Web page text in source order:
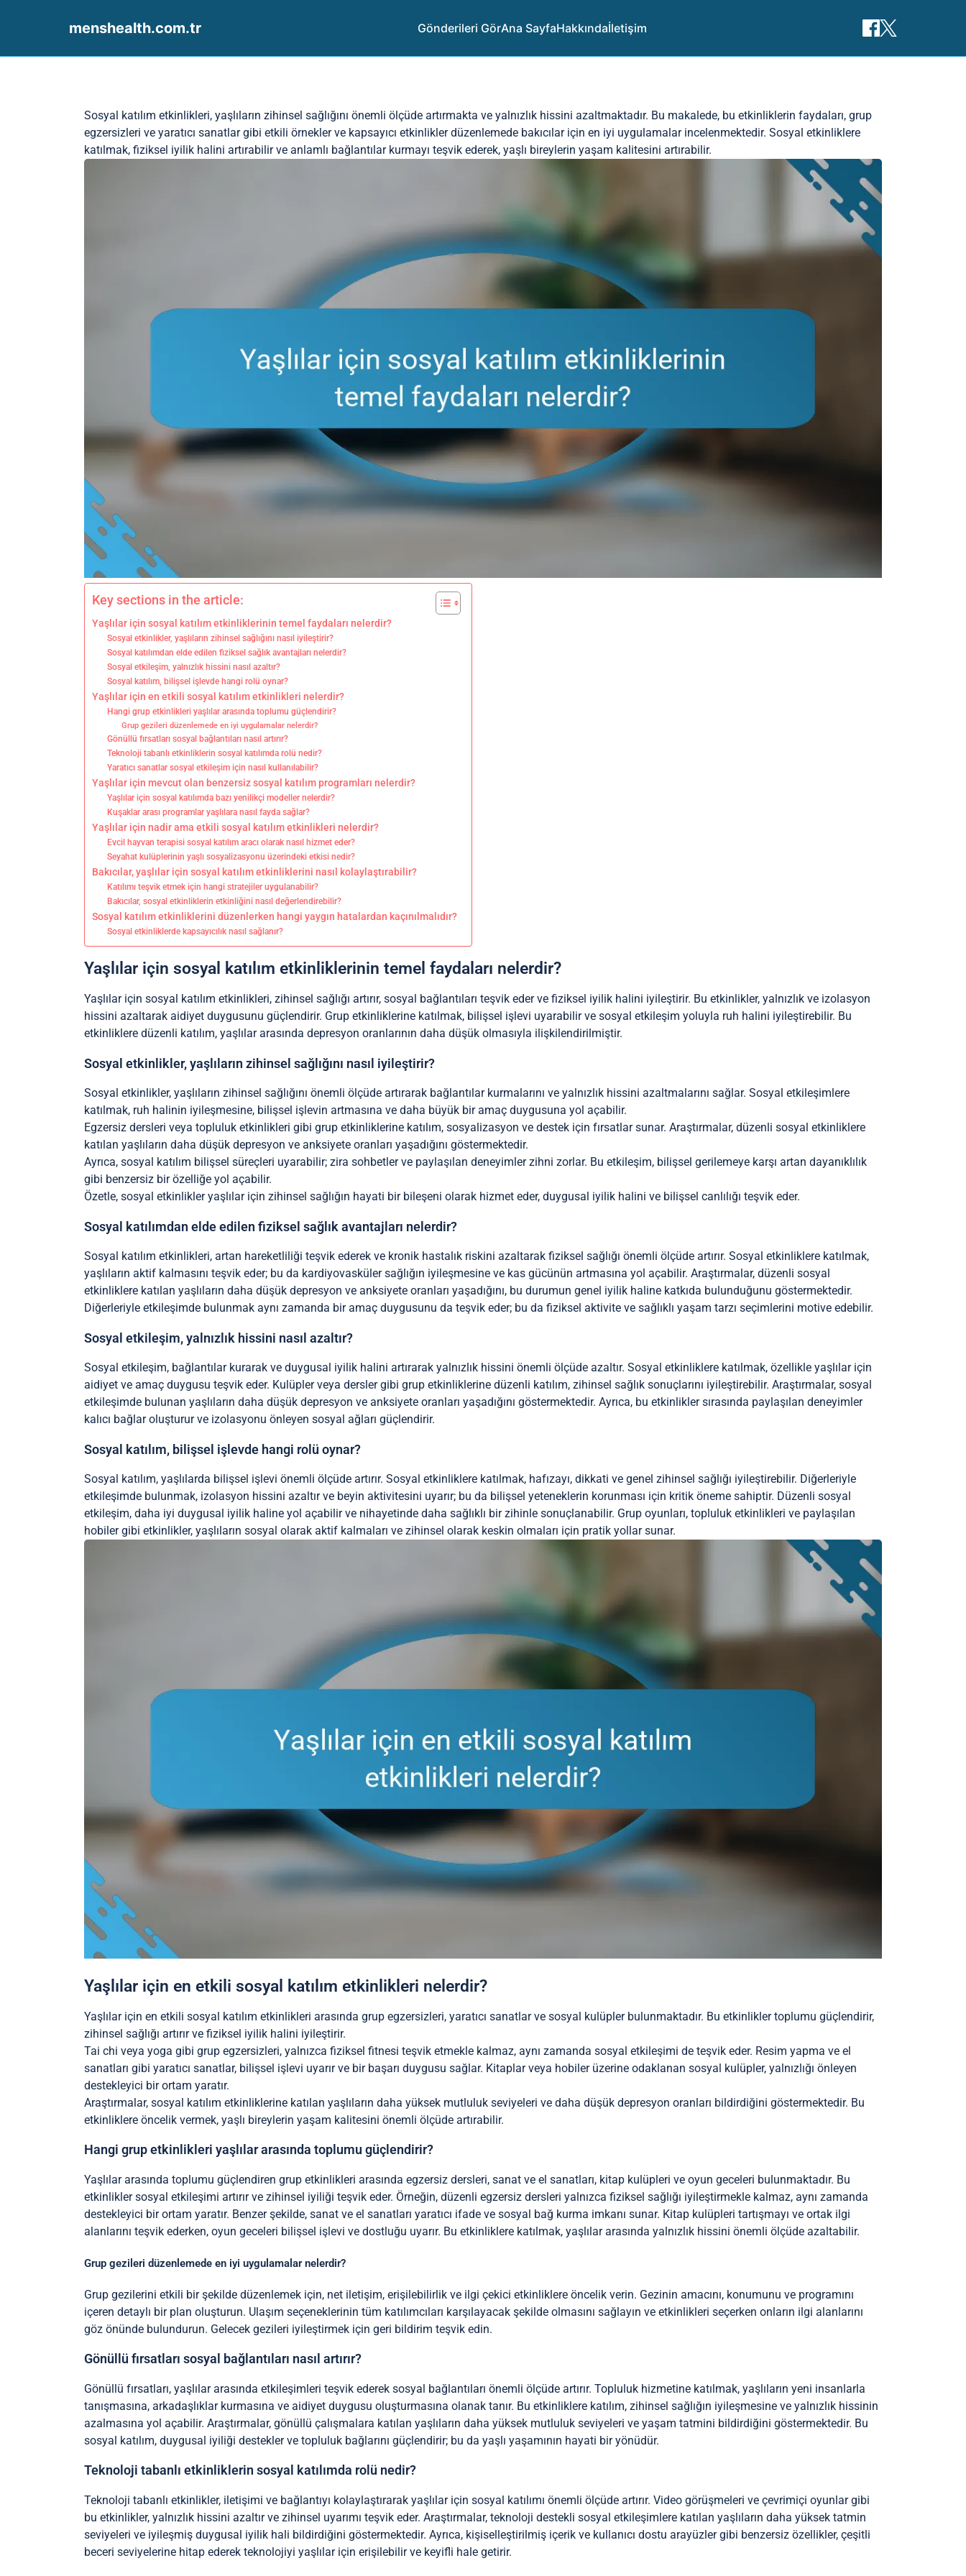
menshealth.com.tr Gönderileri GörAna SayfaHakkındaİletişim
Sosyal katılım etkinlikleri, yaşlıların zihinsel sağlığını önemli ölçüde artırmakta ve yalnızlık hissini azaltmaktadır. Bu makalede, bu etkinliklerin faydaları, grup
egzersizleri ve yaratıcı sanatlar gibi etkili örnekler ve kapsayıcı etkinlikler düzenlemede bakıcılar için en iyi uygulamalar incelenmektedir. Sosyal etkinliklere
katılmak, fiziksel iyilik halini artırabilir ve anlamlı bağlantılar kurmayı teşvik ederek, yaşlı bireylerin yaşam kalitesini artırabilir.
Key sections in the article:
Yaşlılar için sosyal katılım etkinliklerinin temel faydaları nelerdir?
Sosyal etkinlikler, yaşlıların zihinsel sağlığını nasıl iyileştirir?
Sosyal katılımdan elde edilen fiziksel sağlık avantajları nelerdir?
Sosyal etkileşim, yalnızlık hissini nasıl azaltır?
Sosyal katılım, bilişsel işlevde hangi rolü oynar?
Yaşlılar için en etkili sosyal katılım etkinlikleri nelerdir?
Hangi grup etkinlikleri yaşlılar arasında toplumu güçlendirir?
Grup gezileri düzenlemede en iyi uygulamalar nelerdir?
Gönüllü fırsatları sosyal bağlantıları nasıl artırır?
Teknoloji tabanlı etkinliklerin sosyal katılımda rolü nedir?
Yaratıcı sanatlar sosyal etkileşim için nasıl kullanılabilir?
Yaşlılar için mevcut olan benzersiz sosyal katılım programları nelerdir?
Yaşlılar için sosyal katılımda bazı yenilikçi modeller nelerdir?
Kuşaklar arası programlar yaşlılara nasıl fayda sağlar?
Yaşlılar için nadir ama etkili sosyal katılım etkinlikleri nelerdir?
Evcil hayvan terapisi sosyal katılım aracı olarak nasıl hizmet eder?
Seyahat kulüplerinin yaşlı sosyalizasyonu üzerindeki etkisi nedir?
Bakıcılar, yaşlılar için sosyal katılım etkinliklerini nasıl kolaylaştırabilir?
Katılımı teşvik etmek için hangi stratejiler uygulanabilir?
Bakıcılar, sosyal etkinliklerin etkinliğini nasıl değerlendirebilir?
Sosyal katılım etkinliklerini düzenlerken hangi yaygın hatalardan kaçınılmalıdır?
Sosyal etkinliklerde kapsayıcılık nasıl sağlanır?
Yaşlılar için sosyal katılım etkinliklerinin temel faydaları nelerdir?
Yaşlılar için sosyal katılım etkinlikleri, zihinsel sağlığı artırır, sosyal bağlantıları teşvik eder ve fiziksel iyilik halini iyileştirir. Bu etkinlikler, yalnızlık ve izolasyon
hissini azaltarak aidiyet duygusunu güçlendirir. Grup etkinliklerine katılmak, bilişsel işlevi uyarabilir ve sosyal etkileşim yoluyla ruh halini iyileştirebilir. Bu
etkinliklere düzenli katılım, yaşlılar arasında depresyon oranlarının daha düşük olmasıyla ilişkilendirilmiştir.
Sosyal etkinlikler, yaşlıların zihinsel sağlığını nasıl iyileştirir?
Sosyal etkinlikler, yaşlıların zihinsel sağlığını önemli ölçüde artırarak bağlantılar kurmalarını ve yalnızlık hissini azaltmalarını sağlar. Sosyal etkileşimlere
katılmak, ruh halinin iyileşmesine, bilişsel işlevin artmasına ve daha büyük bir amaç duygusuna yol açabilir.
Egzersiz dersleri veya topluluk etkinlikleri gibi grup etkinliklerine katılım, sosyalizasyon ve destek için fırsatlar sunar. Araştırmalar, düzenli sosyal etkinliklere
katılan yaşlıların daha düşük depresyon ve anksiyete oranları yaşadığını göstermektedir.
Ayrıca, sosyal katılım bilişsel süreçleri uyarabilir; zira sohbetler ve paylaşılan deneyimler zihni zorlar. Bu etkileşim, bilişsel gerilemeye karşı artan dayanıklılık
gibi benzersiz bir özelliğe yol açabilir.
Özetle, sosyal etkinlikler yaşlılar için zihinsel sağlığın hayati bir bileşeni olarak hizmet eder, duygusal iyilik halini ve bilişsel canlılığı teşvik eder.
Sosyal katılımdan elde edilen fiziksel sağlık avantajları nelerdir?
Sosyal katılım etkinlikleri, artan hareketliliği teşvik ederek ve kronik hastalık riskini azaltarak fiziksel sağlığı önemli ölçüde artırır. Sosyal etkinliklere katılmak,
yaşlıların aktif kalmasını teşvik eder; bu da kardiyovasküler sağlığın iyileşmesine ve kas gücünün artmasına yol açabilir. Araştırmalar, düzenli sosyal
etkinliklere katılan yaşlıların daha düşük depresyon ve anksiyete oranları yaşadığını, bu durumun genel iyilik haline katkıda bulunduğunu göstermektedir.
Diğerleriyle etkileşimde bulunmak aynı zamanda bir amaç duygusunu da teşvik eder; bu da fiziksel aktivite ve sağlıklı yaşam tarzı seçimlerini motive edebilir.
Sosyal etkileşim, yalnızlık hissini nasıl azaltır?
Sosyal etkileşim, bağlantılar kurarak ve duygusal iyilik halini artırarak yalnızlık hissini önemli ölçüde azaltır. Sosyal etkinliklere katılmak, özellikle yaşlılar için
aidiyet ve amaç duygusu teşvik eder. Kulüpler veya dersler gibi grup etkinliklerine düzenli katılım, zihinsel sağlık sonuçlarını iyileştirebilir. Araştırmalar, sosyal
etkileşimde bulunan yaşlıların daha düşük depresyon ve anksiyete oranları yaşadığını göstermektedir. Ayrıca, bu etkinlikler sırasında paylaşılan deneyimler
kalıcı bağlar oluşturur ve izolasyonu önleyen sosyal ağları güçlendirir.
Sosyal katılım, bilişsel işlevde hangi rolü oynar?
Sosyal katılım, yaşlılarda bilişsel işlevi önemli ölçüde artırır. Sosyal etkinliklere katılmak, hafızayı, dikkati ve genel zihinsel sağlığı iyileştirebilir. Diğerleriyle
etkileşimde bulunmak, izolasyon hissini azaltır ve beyin aktivitesini uyarır; bu da bilişsel yeteneklerin korunması için kritik öneme sahiptir. Düzenli sosyal
etkileşim, daha iyi duygusal iyilik haline yol açabilir ve nihayetinde daha sağlıklı bir zihinle sonuçlanabilir. Grup oyunları, topluluk etkinlikleri ve paylaşılan
hobiler gibi etkinlikler, yaşlıların sosyal olarak aktif kalmaları ve zihinsel olarak keskin olmaları için pratik yollar sunar.
Yaşlılar için en etkili sosyal katılım etkinlikleri nelerdir?
Yaşlılar için en etkili sosyal katılım etkinlikleri arasında grup egzersizleri, yaratıcı sanatlar ve sosyal kulüpler bulunmaktadır. Bu etkinlikler toplumu güçlendirir,
zihinsel sağlığı artırır ve fiziksel iyilik halini iyileştirir.
Tai chi veya yoga gibi grup egzersizleri, yalnızca fiziksel fitnesi teşvik etmekle kalmaz, aynı zamanda sosyal etkileşimi de teşvik eder. Resim yapma ve el
sanatları gibi yaratıcı sanatlar, bilişsel işlevi uyarır ve bir başarı duygusu sağlar. Kitaplar veya hobiler üzerine odaklanan sosyal kulüpler, yalnızlığı önleyen
destekleyici bir ortam yaratır.
Araştırmalar, sosyal katılım etkinliklerine katılan yaşlıların daha yüksek mutluluk seviyeleri ve daha düşük depresyon oranları bildirdiğini göstermektedir. Bu
etkinliklere öncelik vermek, yaşlı bireylerin yaşam kalitesini önemli ölçüde artırabilir.
Hangi grup etkinlikleri yaşlılar arasında toplumu güçlendirir?
Yaşlılar arasında toplumu güçlendiren grup etkinlikleri arasında egzersiz dersleri, sanat ve el sanatları, kitap kulüpleri ve oyun geceleri bulunmaktadır. Bu
etkinlikler sosyal etkileşimi artırır ve zihinsel iyiliği teşvik eder. Örneğin, düzenli egzersiz dersleri yalnızca fiziksel sağlığı iyileştirmekle kalmaz, aynı zamanda
destekleyici bir ortam yaratır. Benzer şekilde, sanat ve el sanatları yaratıcı ifade ve sosyal bağ kurma imkanı sunar. Kitap kulüpleri tartışmayı ve ortak ilgi
alanlarını teşvik ederken, oyun geceleri bilişsel işlevi ve dostluğu uyarır. Bu etkinliklere katılmak, yaşlılar arasında yalnızlık hissini önemli ölçüde azaltabilir.
Grup gezileri düzenlemede en iyi uygulamalar nelerdir?
Grup gezilerini etkili bir şekilde düzenlemek için, net iletişim, erişilebilirlik ve ilgi çekici etkinliklere öncelik verin. Gezinin amacını, konumunu ve programını
içeren detaylı bir plan oluşturun. Ulaşım seçeneklerinin tüm katılımcıları karşılayacak şekilde olmasını sağlayın ve etkinlikleri seçerken onların ilgi alanlarını
göz önünde bulundurun. Gelecek gezileri iyileştirmek için geri bildirim teşvik edin.
Gönüllü fırsatları sosyal bağlantıları nasıl artırır?
Gönüllü fırsatları, yaşlılar arasında etkileşimleri teşvik ederek sosyal bağlantıları önemli ölçüde artırır. Topluluk hizmetine katılmak, yaşlıların yeni insanlarla
tanışmasına, arkadaşlıklar kurmasına ve aidiyet duygusu oluşturmasına olanak tanır. Bu etkinliklere katılım, zihinsel sağlığın iyileşmesine ve yalnızlık hissinin
azalmasına yol açabilir. Araştırmalar, gönüllü çalışmalara katılan yaşlıların daha yüksek mutluluk seviyeleri ve yaşam tatmini bildirdiğini göstermektedir. Bu
sosyal katılım, duygusal iyiliği destekler ve topluluk bağlarını güçlendirir; bu da yaşlı yaşamının hayati bir yönüdür.
Teknoloji tabanlı etkinliklerin sosyal katılımda rolü nedir?
Teknoloji tabanlı etkinlikler, iletişimi ve bağlantıyı kolaylaştırarak yaşlılar için sosyal katılımı önemli ölçüde artırır. Video görüşmeleri ve çevrimiçi oyunlar gibi
bu etkinlikler, yalnızlık hissini azaltır ve zihinsel uyarımı teşvik eder. Araştırmalar, teknoloji destekli sosyal etkileşimlere katılan yaşlıların daha yüksek tatmin
seviyeleri ve iyileşmiş duygusal iyilik hali bildirdiğini göstermektedir. Ayrıca, kişiselleştirilmiş içerik ve kullanıcı dostu arayüzler gibi benzersiz özellikler, çeşitli
beceri seviyelerine hitap ederek teknolojiyi yaşlılar için erişilebilir ve keyifli hale getirir.